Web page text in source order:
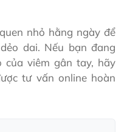
nhỏ hằng ngày để
dai. Nếu bạn đang
viêm gân tay, hãy
tư vấn online hoàn